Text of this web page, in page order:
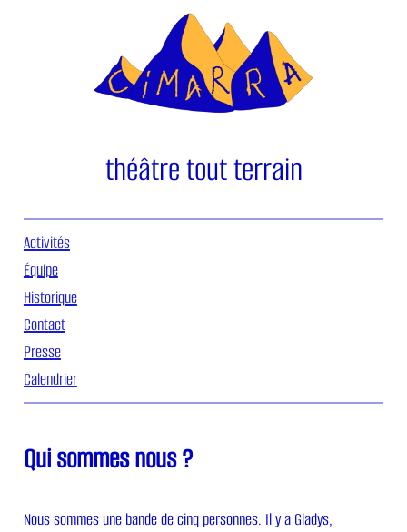
théâtre tout terrain
Activités
Équipe
Historique
Contact
Presse
Calendrier
Qui sommes nous ?
Nous sommes une bande de cinq personnes. Il y a Gladys,